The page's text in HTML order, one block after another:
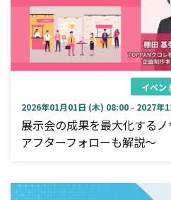
イベン
2026年01月01日 (木) 08:00 - 2027年
展示会の成果を最大化する
アフターフォローも解説～